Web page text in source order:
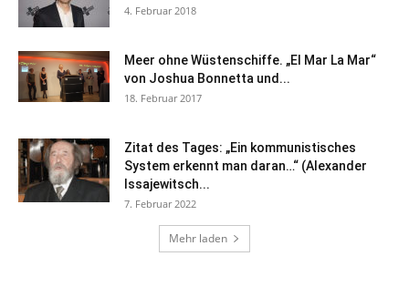
4. Februar 2018
Meer ohne Wüstenschiffe. „El Mar La Mar“
von Joshua Bonnetta und...
18. Februar 2017
Zitat des Tages: „Ein kommunistisches
System erkennt man daran…“ (Alexander
Issajewitsch...
7. Februar 2022
Mehr laden